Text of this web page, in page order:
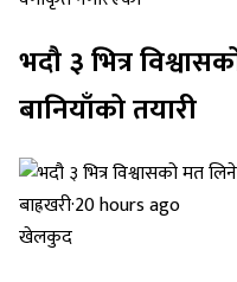
भदौ ३ भित्र
बानियाँको तयारी
बाह्रखरी·20 hours ago
खेलकुद